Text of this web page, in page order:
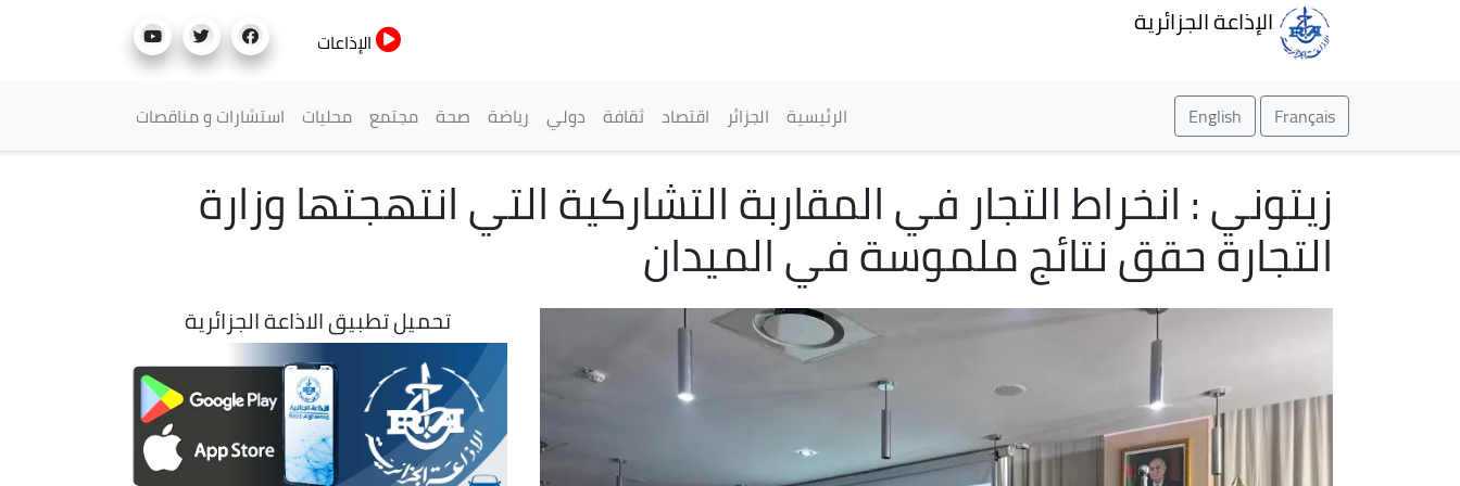
الإذاعة الجزائرية
الإذاعات
Français
English القائمة الرئيسية
الرئيسية الجزائر اقتصاد ثقافة دولي رياضة صحة مجتمع محليات استشارات و مناقصات
زيتوني : انخراط التجار في المقاربة التشاركية التي انتهجتها وزارة
التجارة حقق نتائج ملموسة في الميدان
تحميل تطبيق الاذاعة الجزائرية